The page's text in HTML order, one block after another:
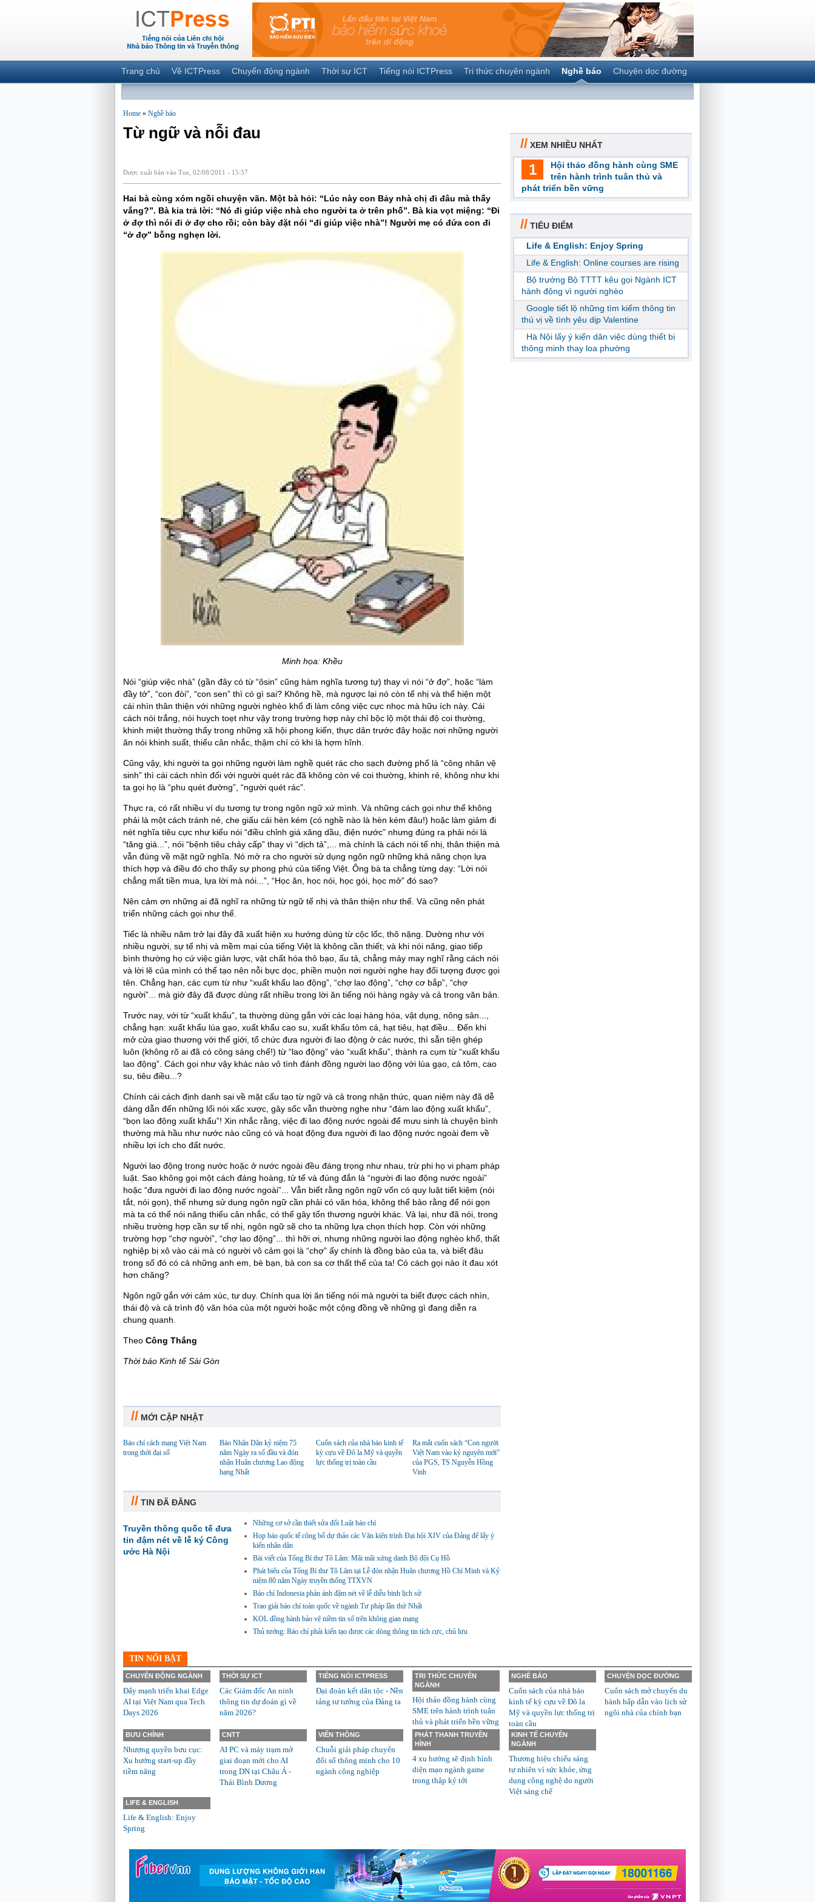
Trang chủ Về ICTPress Chuyển động ngành Thời sự ICT Tiếng nói ICTPress Tri thức chuyên ngành Nghề báo Chuyện dọc đường
Home » Nghề báo
Từ ngữ và nỗi đau
Được xuất bản vào Tue, 02/08/2011 - 15:57
Hai bà cùng xóm ngồi chuyện vãn. Một bà hỏi: “Lúc này con Bảy nhà chị đi đâu mà thấy
vắng?”. Bà kia trả lời: “Nó đi giúp việc nhà cho người ta ở trên phố”. Bà kia vọt miệng: “Đi
ở đợ thì nói đi ở đợ cho rồi; còn bày đặt nói “đi giúp việc nhà”! Người mẹ có đứa con đi
“ở đợ” bỗng nghẹn lời.
Minh họa: Khều
Nói “giúp việc nhà” (gần đây có từ “ôsin” cũng hàm nghĩa tương tự) thay vì nói “ở đợ”, hoặc “làm
đầy tớ”, “con đòi”, “con sen” thì có gì sai? Không hề, mà ngược lại nó còn tế nhị và thể hiện một
cái nhìn thân thiện với những người nghèo khổ đi làm công việc cực nhọc mà hữu ích này. Cái
cách nói trắng, nói huỵch toẹt như vậy trong trường hợp này chỉ bộc lộ một thái độ coi thường,
khinh miệt thường thấy trong những xã hội phong kiến, thực dân trước đây hoặc nơi những người
ăn nói khinh suất, thiếu cân nhắc, thậm chí có khi là hợm hĩnh.
Cũng vậy, khi người ta gọi những người làm nghề quét rác cho sạch đường phố là “công nhân vệ
sinh” thì cái cách nhìn đối với người quét rác đã không còn vẻ coi thường, khinh rẻ, không như khi
ta gọi họ là “phu quét đường”, “người quét rác”.
Thực ra, có rất nhiều ví dụ tương tự trong ngôn ngữ xứ mình. Và những cách gọi như thế không
phải là một cách tránh né, che giấu cái hèn kém (có nghề nào là hèn kém đâu!) hoặc làm giảm đi
nét nghĩa tiêu cực như kiểu nói “điều chỉnh giá xăng dầu, điện nước” nhưng đúng ra phải nói là
“tăng giá...”, nói “bệnh tiêu chảy cấp” thay vì “dịch tả”,... mà chính là cách nói tế nhị, thân thiện mà
vẫn đúng về mặt ngữ nghĩa. Nó mở ra cho người sử dụng ngôn ngữ những khả năng chọn lựa
thích hợp và điều đó cho thấy sự phong phú của tiếng Việt. Ông bà ta chẳng từng dạy: “Lời nói
chẳng mất tiền mua, lựa lời mà nói...”, “Học ăn, học nói, học gói, học mở” đó sao?
Nên cảm ơn những ai đã nghĩ ra những từ ngữ tế nhị và thân thiện như thế. Và cũng nên phát
triển những cách gọi như thế.
Tiếc là nhiều năm trở lại đây đã xuất hiện xu hướng dùng từ cộc lốc, thô nặng. Dường như với
nhiều người, sự tế nhị và mềm mại của tiếng Việt là không cần thiết; và khi nói năng, giao tiếp
bình thường họ cứ việc giản lược, vật chất hóa thô bạo, ẩu tả, chẳng mảy may nghĩ rằng cách nói
và lời lẽ của mình có thể tạo nên nỗi bực dọc, phiền muộn nơi người nghe hay đối tượng được gọi
tên. Chẳng hạn, các cụm từ như “xuất khẩu lao động”, “chợ lao động”, “chợ cơ bắp”, “chợ
người”... mà giờ đây đã được dùng rất nhiều trong lời ăn tiếng nói hàng ngày và cả trong văn bản.
Trước nay, với từ “xuất khẩu”, ta thường dùng gắn với các loại hàng hóa, vật dụng, nông sản...,
chẳng hạn: xuất khẩu lúa gạo, xuất khẩu cao su, xuất khẩu tôm cá, hạt tiêu, hạt điều... Đến khi
mở cửa giao thương với thế giới, tổ chức đưa người đi lao động ở các nước, thì sẵn tiện ghép
luôn (không rõ ai đã có công sáng chế!) từ “lao động” vào “xuất khẩu”, thành ra cụm từ “xuất khẩu
lao động”. Cách gọi như vậy khác nào vô tình đánh đồng người lao động với lúa gạo, cá tôm, cao
su, tiêu điều...?
Chính cái cách định danh sai về mặt cấu tạo từ ngữ và cả trong nhận thức, quan niệm này đã dễ
dàng dẫn đến những lối nói xấc xược, gây sốc vẫn thường nghe như “đám lao động xuất khẩu”,
“bọn lao động xuất khẩu”! Xin nhắc rằng, việc đi lao động nước ngoài để mưu sinh là chuyện bình
thường mà hầu như nước nào cũng có và hoạt động đưa người đi lao động nước ngoài đem về
nhiều lợi ích cho đất nước.
Người lao động trong nước hoặc ở nước ngoài đều đáng trọng như nhau, trừ phi họ vi phạm pháp
luật. Sao không gọi một cách đáng hoàng, tử tế và đúng đắn là “người đi lao động nước ngoài”
hoặc “đưa người đi lao động nước ngoài”... Vẫn biết rằng ngôn ngữ vốn có quy luật tiết kiệm (nói
tắt, nói gọn), thế nhưng sử dụng ngôn ngữ cần phải có văn hóa, không thể bảo rằng để nói gọn
mà ta có thể nói năng thiếu cân nhắc, có thể gây tổn thương người khác. Vả lại, như đã nói, trong
nhiều trường hợp cần sự tế nhị, ngôn ngữ sẽ cho ta những lựa chọn thích hợp. Còn với những
trường hợp “chợ người”, “chợ lao động”... thì hỡi ơi, nhưng những người lao động nghèo khổ, thất
nghiệp bị xô vào cái mà có người vô cảm gọi là “chợ” ấy chính là đồng bào của ta, và biết đâu
trong số đó có cả những anh em, bè bạn, bà con sa cơ thất thế của ta! Có cách gọi nào ít đau xót
hơn chăng?
Ngôn ngữ gắn với cảm xúc, tư duy. Chính qua lời ăn tiếng nói mà người ta biết được cách nhìn,
thái độ và cả trình độ văn hóa của một người hoặc một cộng đồng về những gì đang diễn ra
chung quanh.
Theo Công Thắng
Thời báo Kinh tế Sài Gòn
// MỚI CẬP NHẬT
Báo chí cách mạng Việt Nam
trong thời đại số
Báo Nhân Dân kỷ niệm 75
năm Ngày ra số đầu và đón
nhận Huân chương Lao động
hạng Nhất
Cuốn sách của nhà báo kinh tế
kỳ cựu về Đô la Mỹ và quyền
lực thống trị toàn cầu
Ra mắt cuốn sách “Con người
Việt Nam vào kỷ nguyên mới”
của PGS, TS Nguyễn Hồng
Vinh
// TIN ĐÃ ĐĂNG
Truyền thông quốc tế đưa
tin đậm nét về lễ ký Công
ước Hà Nội
Những cơ sở cần thiết sửa đổi Luật báo chí
Họp báo quốc tế công bố dự thảo các Văn kiện trình Đại hội XIV của Đảng để lấy ý
kiến nhân dân
Bài viết của Tổng Bí thư Tô Lâm: Mãi mãi xứng danh Bộ đội Cụ Hồ
Phát biểu của Tổng Bí thư Tô Lâm tại Lễ đón nhận Huân chương Hồ Chí Minh và Kỷ
niệm 80 năm Ngày truyền thống TTXVN
Báo chí Indonesia phản ánh đậm nét về lễ diễu binh lịch sử
Trao giải báo chí toàn quốc về ngành Tư pháp lần thứ Nhất
KOL đồng hành bảo vệ niềm tin số trên không gian mạng
Thủ tướng: Báo chí phải kiến tạo được các dòng thông tin tích cực, chủ lưu
// XEM NHIỀU NHẤT
1
Hội thảo đồng hành cùng SME
trên hành trình tuân thủ và
phát triển bền vững
// TIÊU ĐIỂM
Life & English: Enjoy Spring
Life & English: Online courses are rising
Bộ trưởng Bộ TTTT kêu gọi Ngành ICT
hành động vì người nghèo
Google tiết lộ những tìm kiếm thông tin
thú vị về tình yêu dịp Valentine
Hà Nội lấy ý kiến dân việc dùng thiết bị
thông minh thay loa phường
TIN NỔI BẬT
CHUYỂN ĐỘNG NGÀNH
Đẩy mạnh triển khai Edge
AI tại Việt Nam qua Tech
Days 2026
THỜI SỰ ICT
Các Giám đốc An ninh
thông tin dự đoán gì về
năm 2026?
TIẾNG NÓI ICTPRESS
Đại đoàn kết dân tộc - Nền
tảng tư tưởng của Đảng ta
TRI THỨC CHUYÊN
NGÀNH
Hội thảo đồng hành cùng
SME trên hành trình tuân
thủ và phát triển bền vững
NGHỀ BÁO
Cuốn sách của nhà báo
kinh tế kỳ cựu về Đô la
Mỹ và quyền lực thống trị
toàn cầu
CHUYỆN DỌC ĐƯỜNG
Cuốn sách mở chuyến du
hành hấp dẫn vào lịch sử
ngôi nhà của chính bạn
BƯU CHÍNH
Nhượng quyền bưu cục:
Xu hướng start-up đầy
tiềm năng
CNTT
AI PC và máy trạm mở
giai đoạn mới cho AI
trong DN tại Châu Á -
Thái Bình Dương
VIỄN THÔNG
Chuỗi giải pháp chuyển
đổi số thông minh cho 10
ngành công nghiệp
PHÁT THANH TRUYỀN
HÌNH
4 xu hướng sẽ định hình
diện mạo ngành game
trong thập kỷ tới
KINH TẾ CHUYÊN
NGÀNH
Thương hiệu chiếu sáng
tự nhiên vì sức khỏe, ứng
dụng công nghệ do người
Việt sáng chế
LIFE & ENGLISH
Life & English: Enjoy
Spring